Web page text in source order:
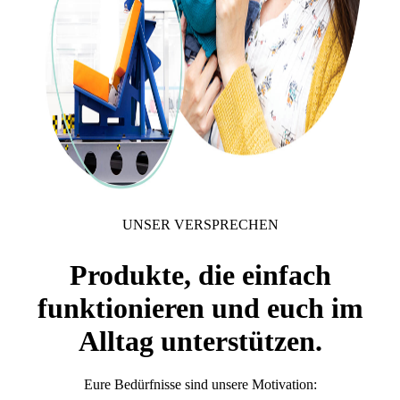
UNSER VERSPRECHEN
Produkte, die einfach
funktionieren und euch im
Alltag unterstützen.
Eure Bedürfnisse sind unsere Motivation: